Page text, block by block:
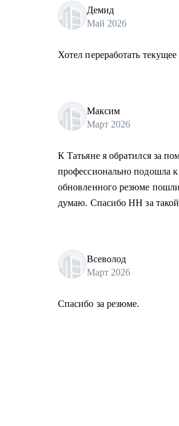
Демид
Май 2026
Хотел переработать
Максим
Март 2026
К Татьяне я обратился за
профессионально подошла
обновленного резюме
думаю. Спасибо HH за
Всеволод
Март 2026
Спасибо за резюме.